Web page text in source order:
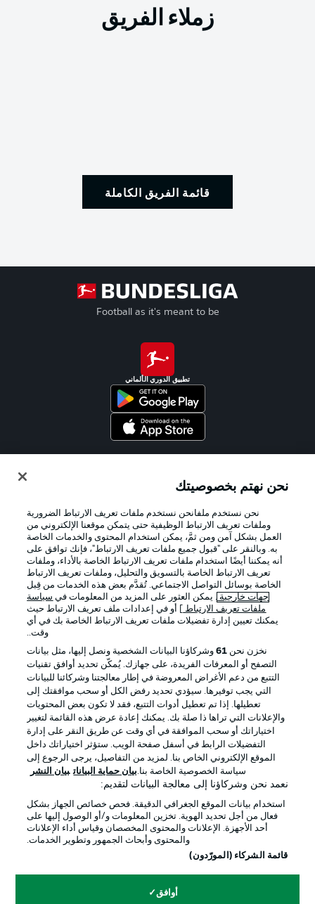
زملاء الفريق
قائمة الفريق الكاملة
Football as it's meant to be
تطبيق الدوري الألماني
الإعلانات الإخطارات القانونية
شروط الاستخدام القنوات الناقلة
الوظائف جهة النشر
تواصل معنا اللاعبون
© 2026 Bundesliga-Gruppe GmbH
نحن نهتم بخصوصيتك
نحن نستخدم ملفانحن نستخدم ملفات تعريف الارتباط الضرورية
وملفات تعريف الارتباط الوظيفية حتى يتمكن موقعنا الإلكتروني من
العمل بشكل آمن ومن ثمَّ، يمكن استخدام المحتوى والخدمات الخاصة
به. وبالنقر على "قبول جميع ملفات تعريف الارتباط"، فإنك توافق على
أنه يمكننا أيضًا استخدام ملفات تعريف الارتباط الخاصة بالأداء، وملفات
تعريف الارتباط الخاصة بالتسويق والتحليل، وملفات تعريف الارتباط
الخاصة بوسائل التواصل الاجتماعي. تُقدَّم بعض هذه الخدمات من قِبل
جهات خارجية . يمكن العثور على المزيد من المعلومات في سياسة
ملفات تعريف الارتباط
] أو في إعدادات ملف تعريف الارتباط حيث
يمكنك تعيين إدارة تفضيلات ملفات تعريف الارتباط الخاصة بك في أي
وقت..
نخزن نحن 61وشركاؤنا البيانات الشخصية ونصل إليها، مثل بيانات
التصفح أو المعرفات الفريدة، على جهازك. يُمكّن تحديد أوافق تقنيات
التتبع من دعم الأغراض المعروضة في إطار معالجتنا وشركائنا للبيانات
التي يجب توفيرها. سيؤدي تحديد رفض الكل أو سحب موافقتك إلى
تعطيلها. إذا تم تعطيل أدوات التتبع، فقد لا تكون بعض المحتويات
والإعلانات التي تراها ذا صلة بك. يمكنك إعادة عرض هذه القائمة لتغيير
اختياراتك أو سحب الموافقة في أي وقت عن طريق النقر على إدارة
التفضيلات الرابط في أسفل صفحة الويب. ستؤثر اختياراتك داخل
الموقع الإلكتروني الخاص بنا. لمزيد من التفاصيل، يرجى الرجوع إلى
سياسة الخصوصية الخاصة بنا.بيان حماية البيانات بيان النشر
نعمد نحن وشركاؤنا إلى معالجة البيانات لتقديم:
استخدام بيانات الموقع الجغرافي الدقيقة. فحص خصائص الجهاز بشكل
فعال من أجل تحديد الهوية. تخزين المعلومات و/أو الوصول إليها على
أحد الأجهزة. الإعلانات والمحتوى المخصصان وقياس أداء الإعلانات
والمحتوى وأبحاث الجمهور وتطوير الخدمات.
قائمة الشركاء (المورّدون)
أوافق